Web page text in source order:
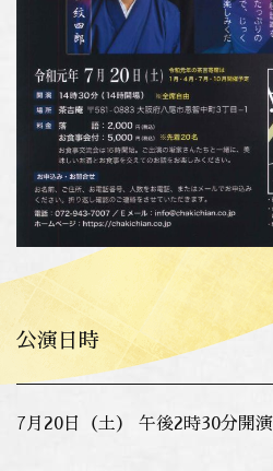
公演日時
7月20日（土） 午後2時30分開演